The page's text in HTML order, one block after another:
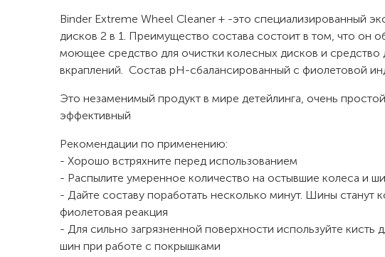
Binder Extreme Wheel Cleaner + -это специализированный
дисков 2 в 1. Преимущество состава состоит в том, что он
моющее средство для очистки колесных дисков и средство
вкраплений. Состав pH-сбалансированный с фиолетовой
Это незаменимый продукт в мире детейлинга, очень
эффективный
Рекомендации по применению:
- Хорошо встряхните перед использованием
- Распылите умеренное количество на остывшие колеса и
- Дайте составу поработать несколько минут. Шины станут
фиолетовая реакция
- Для сильно загрязненной поверхности используйте кисть
шин при работе с покрышками